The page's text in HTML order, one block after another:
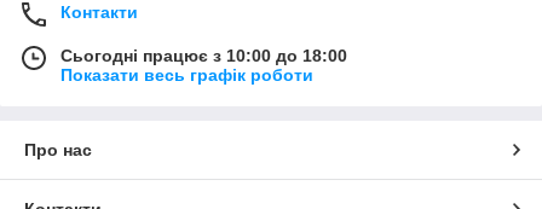
Контакти
Сьогодні працює з 10:00 до 18:00
Показати весь графік роботи
Про нас